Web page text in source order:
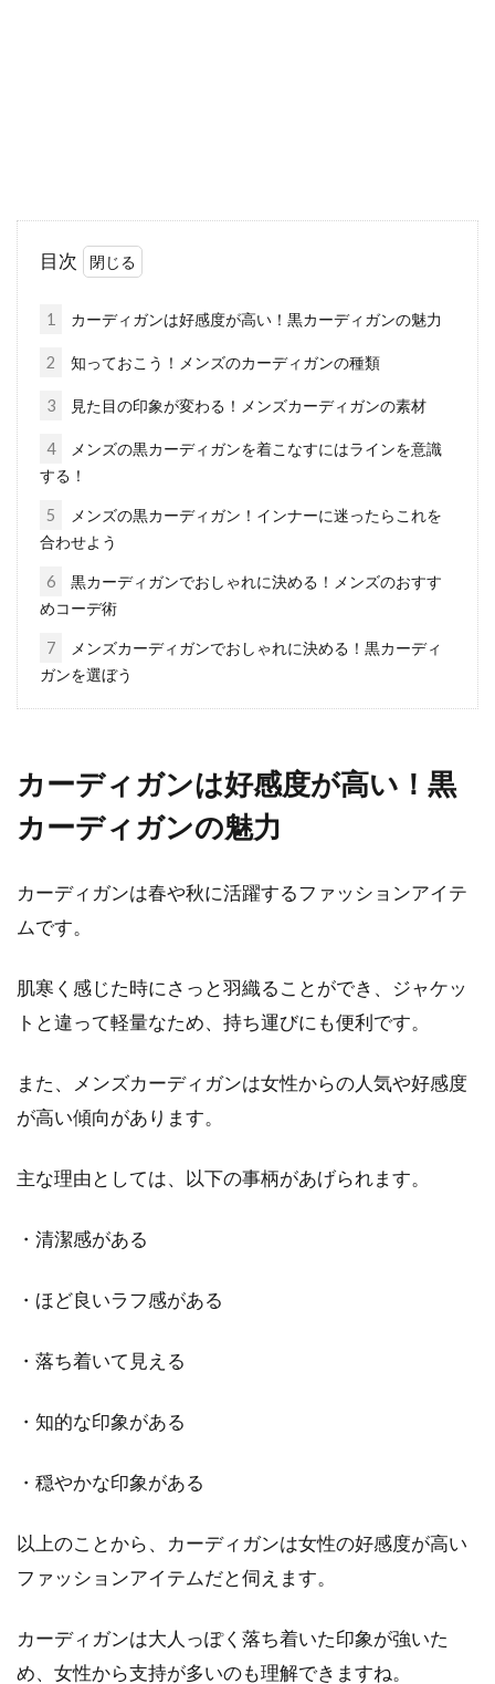
【ワンピースコーデ】大人レディー
ス向けカジュアルスタイル
ロングワンピースでカジュアルに決める！2 レ
コート特集！女子中学生・女子高校
トの選び方2 女子中学生・女子高校生の着るス
クールコー...
コートは防寒が重要！暖かいおすす
目次 1 冬のコートの素材選びで重要なこと2 コ
ートの定番素材！丈夫で暖かい「ウール」がお
カラーステイについて解説
く！メンズのおすすめは？
目次 1 冬のメンズインナーシャツはどう選ぶ？
ーシャツは...
シャツをおしゃれに着こなしたい！
冬のコーデをご紹介！
目次
1 カーディガンは好感度が高い！黒カーディガンの魅力
2 知っておこう！メンズのカーディガンの種類
3 見た目の印象が変わる！メンズカーディガンの素材
4
メンズの黒カーディガンを着こなすにはラインを意識
する！
5
メンズの黒カーディガン！インナーに迷ったらこれを
合わせよう
6
黒カーディガンでおしゃれに決める！メンズのおすす
めコーデ術
7
メンズカーディガンでおしゃれに決める！黒カーディ
ガンを選ぼう
カーディガンは好感度が高い！黒
カーディガンの魅力
カーディガンは春や秋に活躍するファッションアイテ
ムです。
肌寒く感じた時にさっと羽織ることができ、ジャケッ
トと違って軽量なため、持ち運びにも便利です。
また、メンズカーディガンは女性からの人気や好感度
が高い傾向があります。
主な理由としては、以下の事柄があげられます。
・清潔感がある
・ほど良いラフ感がある
・落ち着いて見える
・知的な印象がある
・穏やかな印象がある
以上のことから、カーディガンは女性の好感度が高い
ファッションアイテムだと伺えます。
カーディガンは大人っぽく落ち着いた印象が強いた
め、女性から支持が多いのも理解できますね。